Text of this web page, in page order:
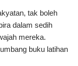
tak boleh
dalam sedih
mereka.
buku latihan